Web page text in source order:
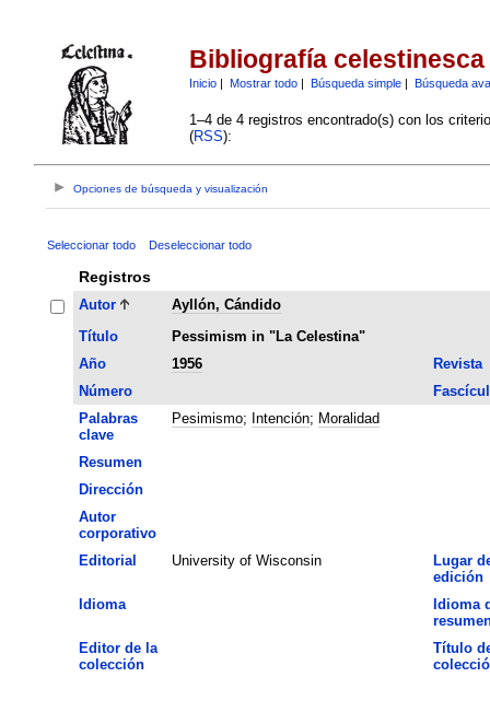
Bibliografía celestinesca
Inicio| Mostrar todo| Búsqueda simple| Búsqueda
1–4 de 4 registros encontrado(s) con los
(RSS):
Opciones de búsqueda y visualización
Seleccionar todo Deseleccionar todo
Registros
Autor
Ayllón, Cándido
Título
Pessimism in "La Celestina"
Año
1956
Revista
Número
Palabras
clave
Pesimismo; Intención; Moralidad
Resumen
Dirección
Autor
corporativo
Editorial
University of Wisconsin
Lugar
edición
Idioma
Idioma
Editor de la
colección
Título